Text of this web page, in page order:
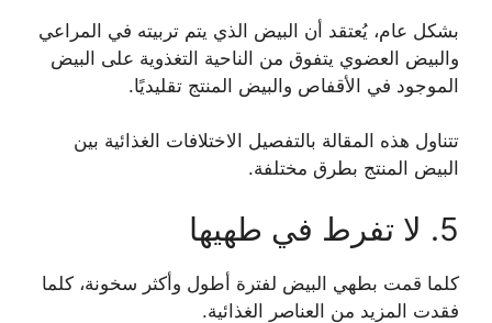
بشكل عام، يُعتقد أن البيض الذي يتم تربيته في المراعي
والبيض العضوي يتفوق من الناحية التغذوية على البيض
الموجود في الأقفاص والبيض المنتج تقليديًا.
تتناول هذه المقالة بالتفصيل الاختلافات الغذائية بين
البيض المنتج بطرق مختلفة.
5. لا تفرط في طهيها
كلما قمت بطهي البيض لفترة أطول وأكثر سخونة، كلما
فقدت المزيد من العناصر الغذائية.